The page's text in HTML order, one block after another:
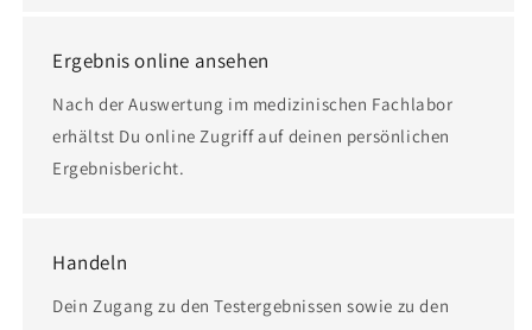
Ergebnis online ansehen
Nach der Auswertung im medizinischen Fachlabor
erhältst Du online Zugriff auf deinen persönlichen
Ergebnisbericht.
Handeln
Dein Zugang zu den Testergebnissen sowie zu den